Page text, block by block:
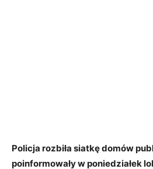
Policja rozbiła siatkę domów
poinformowały w poniedziałek